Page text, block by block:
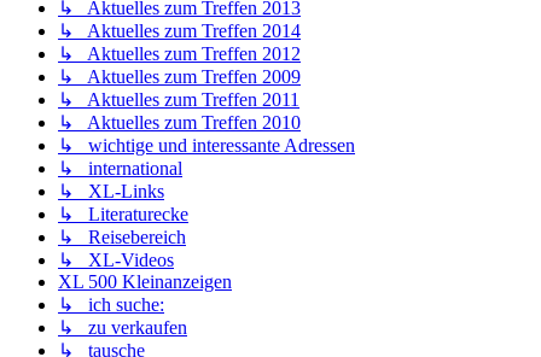
↳ Aktuelles zum Treffen 2013
↳ Aktuelles zum Treffen 2014
↳ Aktuelles zum Treffen 2012
↳ Aktuelles zum Treffen 2009
↳ Aktuelles zum Treffen 2011
↳ Aktuelles zum Treffen 2010
↳ wichtige und interessante Adressen
↳ international
↳ XL-Links
↳ Literaturecke
↳ Reisebereich
↳ XL-Videos
XL 500 Kleinanzeigen
↳ ich suche:
↳ zu verkaufen
↳ tausche